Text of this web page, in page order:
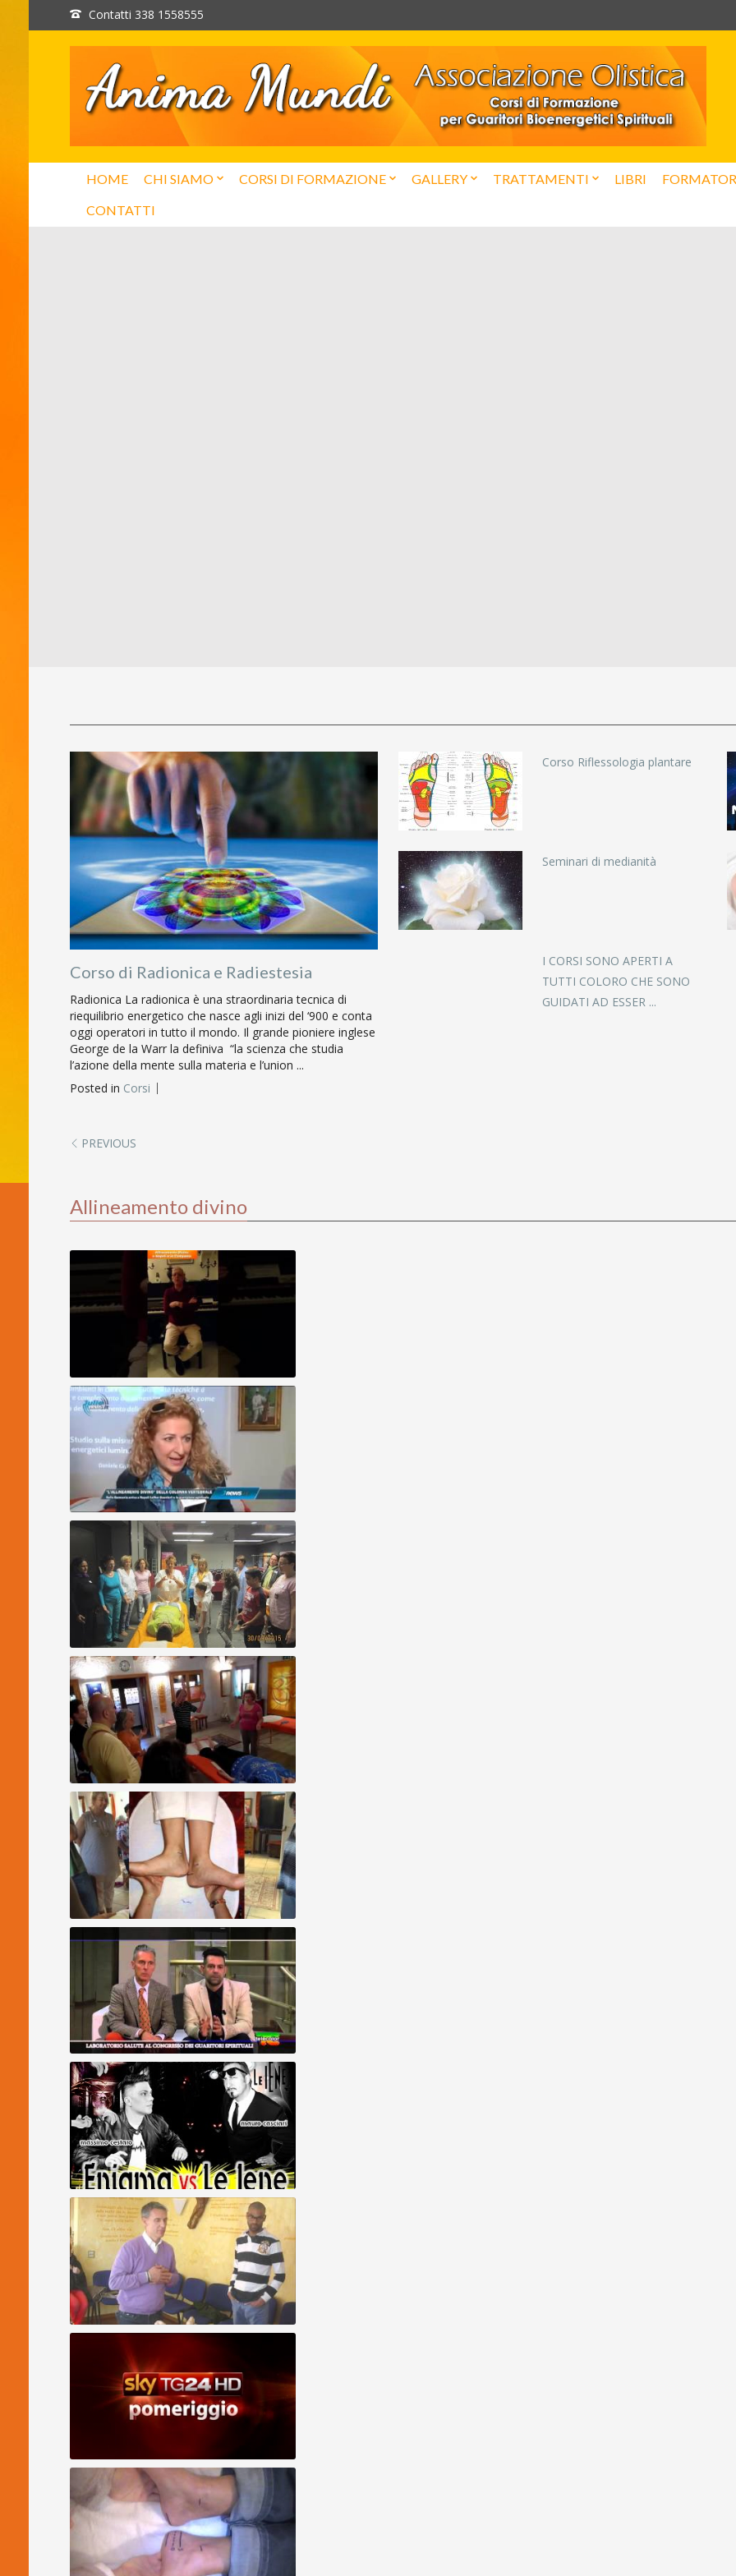
Contatti 338 1558555
HOME CHI SIAMO CORSI DI FORMAZIONE GALLERY TRATTAMENTI LIBRI
CONTATTI
Corso di Radionica e Radiestesia
Radionica La radionica è una straordinaria tecnica di
riequilibrio energetico che nasce agli inizi del ‘900 e conta
oggi operatori in tutto il mondo. Il grande pioniere inglese
George de la Warr la definiva “la scienza che studia
l’azione della mente sulla materia e l’union ...
Posted in Corsi
Corso Riflessologia plantare
Seminari di medianità
I CORSI SONO APERTI A
TUTTI COLORO CHE SONO
GUIDATI AD ESSER ...
PREVIOUS
Allineamento divino